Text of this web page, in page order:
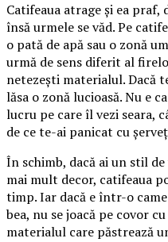
Catifeaua atrage și ea praf,
însă urmele se văd. Pe
o pată de apă sau o zonă
urmă de sens diferit al
netezești materialul. Dacă
lăsa o zonă lucioasă. Nu e
lucru pe care îl vezi seara,
de ce te-ai panicat cu
În schimb, dacă ai un stil
mai mult decor, catifeaua
timp. Iar dacă e într-o
bea, nu se joacă pe covor
materialul care păstrează